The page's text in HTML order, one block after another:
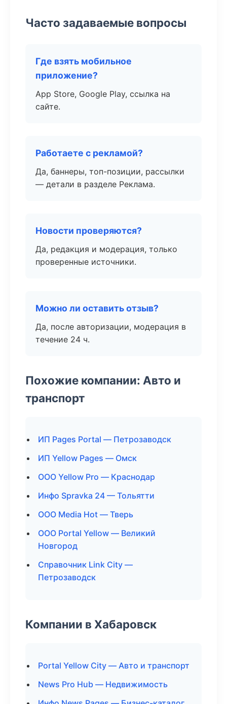
Часто задаваемые вопросы
Где взять мобильное
приложение?
App Store, Google Play, ссылка на
сайте.
Работаете с рекламой?
Да, баннеры, топ-позиции, рассылки
— детали в разделе Реклама.
Новости проверяются?
Да, редакция и модерация, только
проверенные источники.
Можно ли оставить отзыв?
Да, после авторизации, модерация в
течение 24 ч.
Похожие компании: Авто и
транспорт
ИП Pages Portal — Петрозаводск
ИП Yellow Pages — Омск
ООО Yellow Pro — Краснодар
Инфо Spravka 24 — Тольятти
ООО Media Hot — Тверь
ООО Portal Yellow — Великий
Новгород
Справочник Link City —
Петрозаводск
Компании в Хабаровск
Portal Yellow City — Авто и транспорт
News Pro Hub — Недвижимость